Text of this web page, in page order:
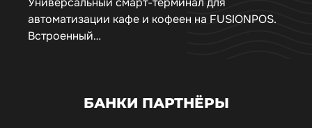
автоматизации кафе и кофеен на FUSIONPOS.
Встроенный…
БАНКИ ПАРТНЁРЫ